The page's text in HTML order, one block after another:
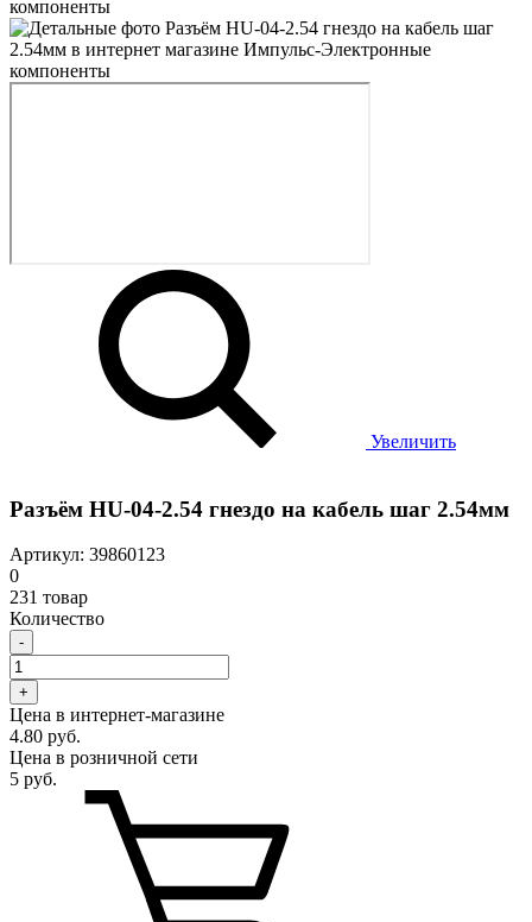
Увеличить
Разъём HU-04-2.54 гнездо на кабель шаг 2.54мм
Артикул: 39860123
0
231 товар
Количество
-
+
Цена в интернет-магазине
4.80 руб.
Цена в розничной сети
5 руб.